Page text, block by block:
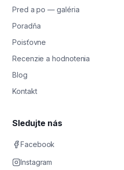
Pred a po — galéria
Poradňa
Poisťovne
Recenzie a hodnotenia
Blog
Kontakt
Sledujte nás
Facebook
Instagram